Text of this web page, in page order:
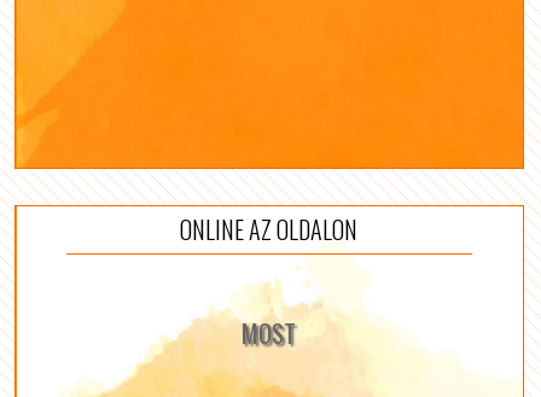
ONLINE AZ OLDALON
MOST